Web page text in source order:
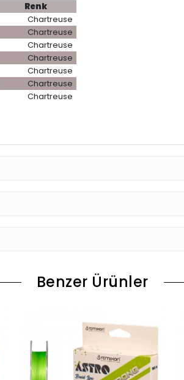
Renk
Chartreuse
Chartreuse
Chartreuse
Chartreuse
Chartreuse
Chartreuse
Chartreuse
Benzer Ürünler